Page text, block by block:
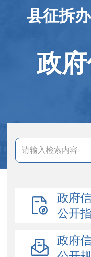
县征拆办
政
政府
公开
政府